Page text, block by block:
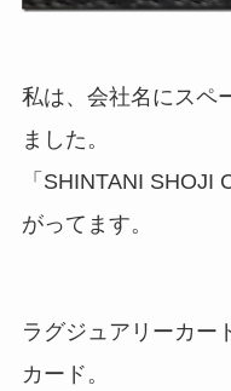
私は、会社名にスペ
ました。
「SHINTANI SHOJI
がってます。
ラグジュアリーカー
カード。